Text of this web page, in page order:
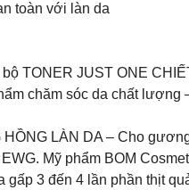
toàn với làn da
TONER JUST ONE
chăm sóc da chất lượng
LÀN DA – Cho
Mỹ phẩm BOM
3 đến 4 lần phần thịt